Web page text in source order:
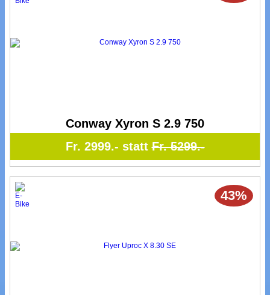
Conway Xyron S 2.9 750
Fr. 2999.- stattFr. 5299.-
43%